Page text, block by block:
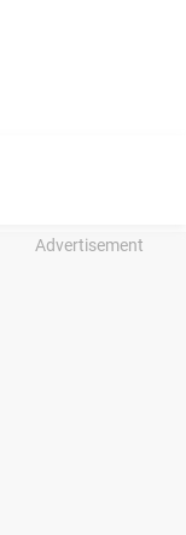
Advertisement